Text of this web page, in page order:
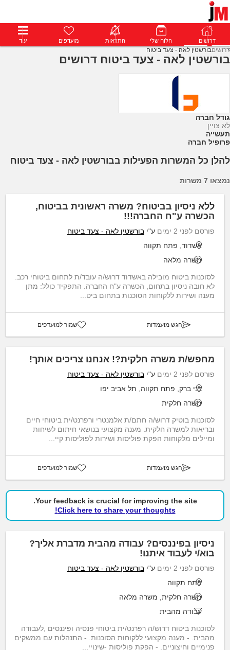
דרושים פרופילים הודעות פרימיום דרושים הלוח שלי התראות מועדפים עוד
דרושיםבורשטין לאה - צעד ביטוח
בורשטין לאה - צעד ביטוח דרושים
גודל חברה
לא צויין
תעשייה
פרופיל חברה
להלן כל המשרות הפעילות בבורשטין לאה - צעד ביטוח
נמצאו 7 משרות
ללא ניסיון בביטוח? משרה ראשונית בביטוח,
הכשרה ע"ח החברה!!!
פורסם לפני 2 ימים ע"י בורשטין לאה - צעד ביטוח
אשדוד, פתח תקווה
משרה מלאה
לסוכנות ביטוח מובילה באשדוד דרוש/ה עובד/ת לתחום ביטוחי רכב.
לא חובה ניסיון בתחום, הכשרה ע"ח החברה. התפקיד כולל: מתן
מענה ושירות ללקוחות הסוכנות בתחום ביט...
הגש מועמדות שמור למועדפים
מחפש/ת משרה חלקית?! אנחנו צריכים אותך!
פורסם לפני 2 ימים ע"י בורשטין לאה - צעד ביטוח
בני ברק, פתח תקווה, תל אביב יפו
משרה חלקית
לסוכנות בוטיק דרוש/ה חתם/ת אלמנטרי ורפרנט/ית ביטוחי חיים
ובריאות למשרה חלקית. מענה מקצועי בנושאי חיתום לשיחות
ומיילים מלקוחות הפקת פוליסות ושירות לפוליסות קיי...
הגש מועמדות שמור למועדפים
Your feedback is crucial for improving the site.
Click here to share your thoughts!
ניסיון בפיננסים? עבודה מהבית מדברת אליך?
בוא/י לעבוד איתנו!
פורסם לפני 2 ימים ע"י בורשטין לאה - צעד ביטוח
פתח תקווה
משרה חלקית, משרה מלאה
עבודה מהבית
לסוכנות ביטוח דרוש/ה רפרנט/ית ביטוחי פנסיה ופיננסים ,לעבודה
מהבית. - מענה מקצועי ללקוחות הסוכנות. - התנהלות עם ממשקים
פנימיים וחיצוניים. - הפקת פוליסות -שינויי...